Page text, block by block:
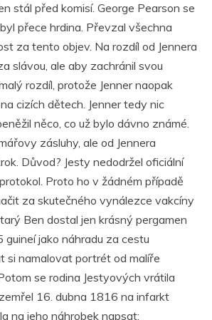
stál před komisí. George Pearson se
přece hrdina. Převzal všechna
za tento objev. Na rozdíl od Jennera
slávou, ale aby zachránil svou
rozdíl, protože Jenner naopak
cizích dětech. Jenner tedy nic
něco, co už bylo dávno známé.
zásluhy, ale od Jennera
Důvod? Jesty nedodržel oficiální
Proto ho v žádném případě
za skutečného vynálezce vakcíny
Ben dostal jen krásný pergamen
guineí jako náhradu za cestu
si namalovat portrét od malíře
se rodina Jestyových vrátila
16. dubna 1816 na infarkt
na jeho náhrobek napsat: